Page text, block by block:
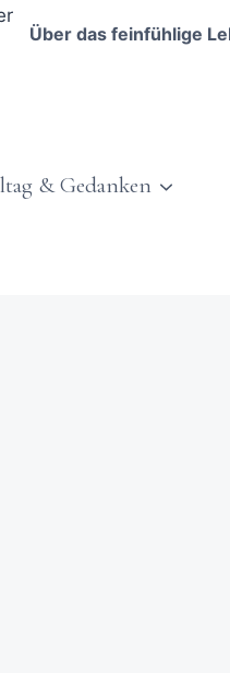
Über das feinfühlige
& Gedanken